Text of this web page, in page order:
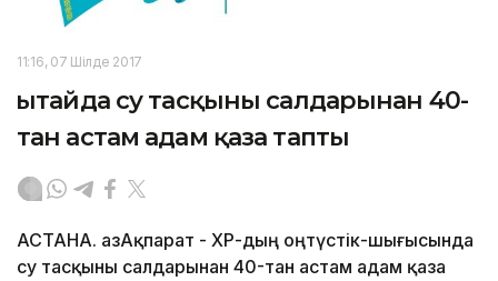
11:16, 07 Шілде 2017
Қытайда су тасқыны салдарынан 40-
тан астам адам қаза тапты
АСТАНА. ҚазАқпарат - ҚХР-дың оңтүстік-шығысында
су тасқыны салдарынан 40-тан астам адам қаза